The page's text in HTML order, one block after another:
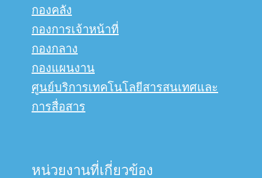
กองคลัง
กองการเจ้าหน้าที่
กองกลาง
กองแผนงาน
ศูนย์บริการเทคโนโลยีสารสนเทศและ
การสื่อสาร
หน่วยงานที่เกี่ยวข้อง